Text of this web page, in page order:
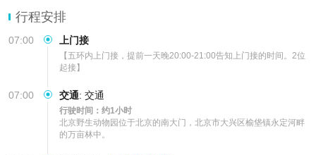
行程安排
07:00 上门接
【五环内上门接，提前一天晚20:00-21:00告知上门接的时间。2位
起接】
07:00 交通: 交通
行驶时间：约1小时
北京野生动物园位于北京的南大门，北京市大兴区榆垡镇永定河畔
的万亩林中。